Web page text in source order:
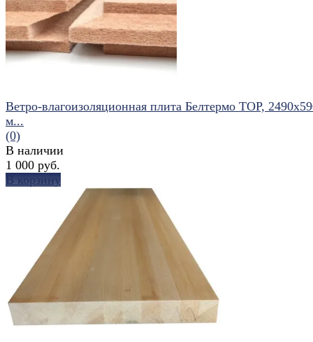
избранное
Ветро-влагоизоляционная плита Белтермо TOP,
м...
(0)
В наличии
1 000 руб.
В корзину